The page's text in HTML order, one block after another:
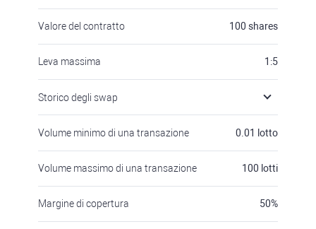
Valore del contratto 100 shares
Leva massima 1:5
Storico degli swap
Volume minimo di una transazione 0.01 lotto
Volume massimo di una transazione 100 lotti
Margine di copertura 50%